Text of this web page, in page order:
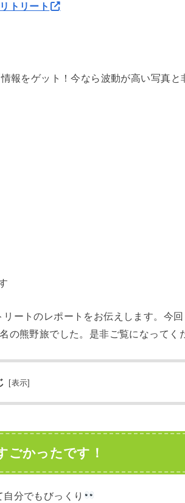
トリート
報をゲット！今なら波動が高い写真と
ートのレポートをお伝えします。今
の熊野旅でした。是非ご覧になってく
[表示]
ごかったです！
分でもびっくり